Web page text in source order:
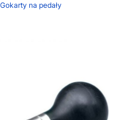
Gokarty na pedały